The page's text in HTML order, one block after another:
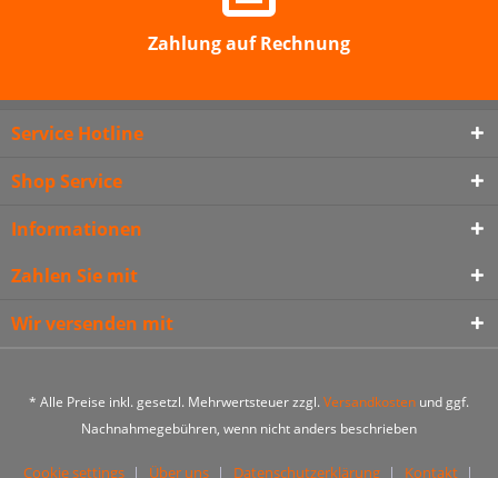
Zahlung auf Rechnung
Service Hotline
Shop Service
Informationen
Zahlen Sie mit
Wir versenden mit
* Alle Preise inkl. gesetzl. Mehrwertsteuer zzgl. Versandkosten und ggf.
Nachnahmegebühren, wenn nicht anders beschrieben
Cookie settings Über uns Datenschutzerklärung Kontakt